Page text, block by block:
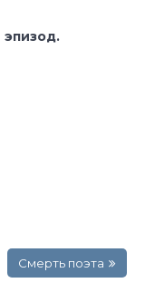
эпизод.
Смерть поэта